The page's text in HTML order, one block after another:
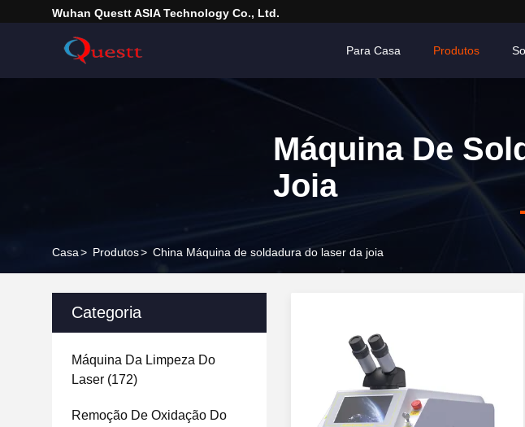
Wuhan Questt ASIA Technology Co., Ltd.
Para Casa Produtos
Máquina De
Joia
Casa> Produtos> China Máquina de soldadura do laser da joia
Categoria
Máquina Da Limpeza Do
Laser (172)
Remoção De Oxidação Do